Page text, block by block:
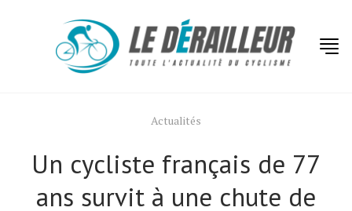
Actualités
Un cycliste français de 77
ans survit à une chute de